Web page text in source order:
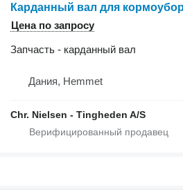
Цена по запросу
Запчасть - карданный вал
Дания, Hemmet
Chr. Nielsen - Tingheden A/S